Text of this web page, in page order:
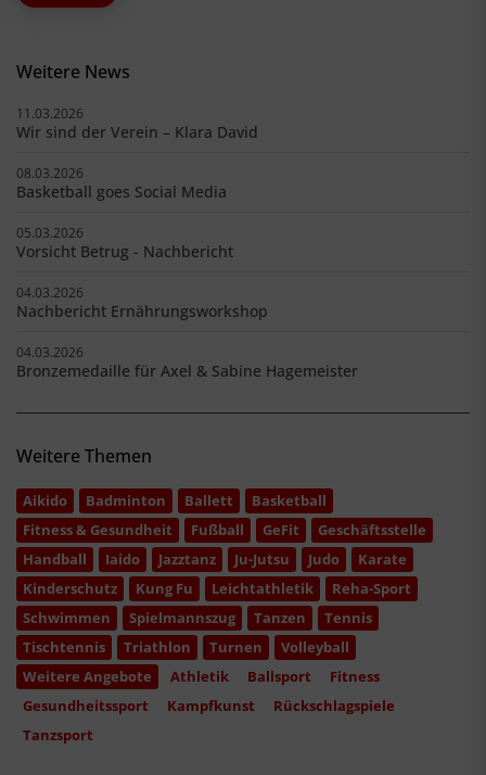
Weitere News
11.03.2026
Wir sind der Verein – Klara David
08.03.2026
Basketball goes Social Media
05.03.2026
Vorsicht Betrug - Nachbericht
04.03.2026
Nachbericht Ernährungsworkshop
04.03.2026
Bronzemedaille für Axel & Sabine Hagemeister
Weitere Themen
Aikido Badminton Ballett
Basketball
Fitness & Gesundheit
Fußball GeFit
Geschäftsstelle
Handball
Iaido Jazztanz Ju-Jutsu Judo
Karate
Kinderschutz
Kung Fu Leichtathletik
Reha-Sport
Schwimmen
Spielmannszug Tanzen
Tennis
Tischtennis
Triathlon Turnen
Volleyball
Weitere Angebote
Athletik Ballsport
Fitness
Gesundheitssport
Kampfkunst
Rückschlagspiele
Tanzsport